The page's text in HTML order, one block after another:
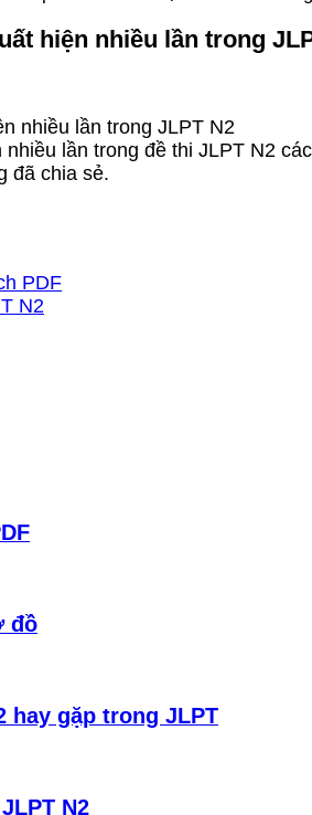
hiện nhiều lần trong
nhiều lần trong JLPT N2
lần trong đề thi JLPT N2
đã chia sẻ.
PDF
N2
đồ
hay gặp trong JLPT
N2